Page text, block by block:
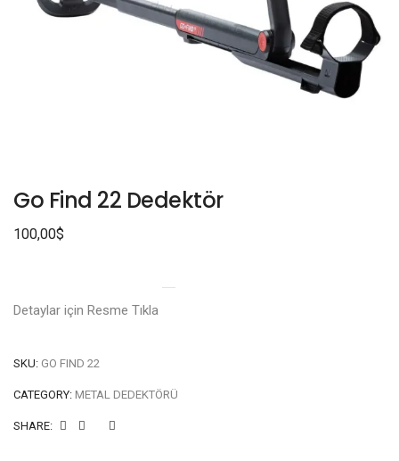
Go Find 22 Dedektör
100,00$
Detaylar için Resme Tıkla
SKU: GO FIND 22
CATEGORY: METAL DEDEKTÖRÜ
SHARE: